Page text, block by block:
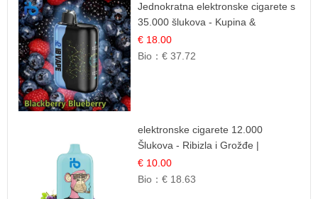
Jednokratna elektronske cigarete s
35.000 šlukova - Kupina &
Borovnica | Intenzivna Mješavina
Šumskog Voća
€ 18.00
Bio：€ 37.72
elektronske cigarete 12.000
Šlukova - Ribizla i Grožđe |
Elegantna Voćna Kombinacija
€ 10.00
Bio：€ 18.63